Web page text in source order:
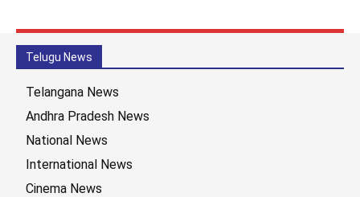
Telugu News
Telangana News
Andhra Pradesh News
National News
International News
Cinema News